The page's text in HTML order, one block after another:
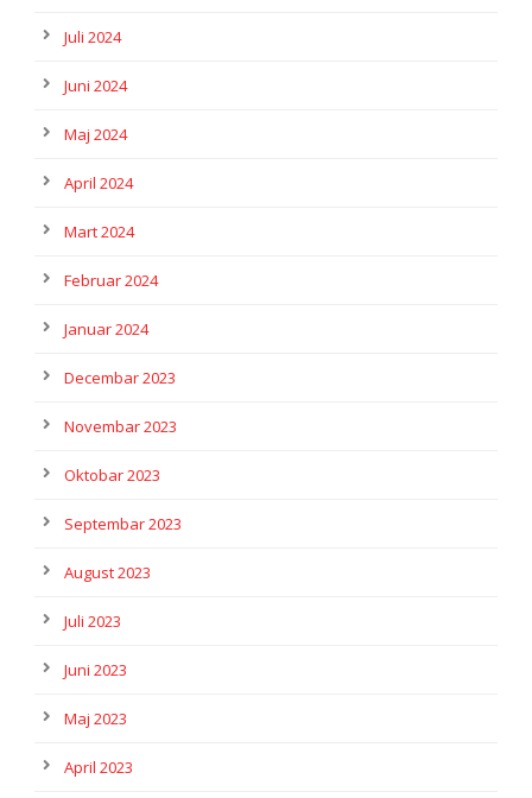
Juli 2024
Juni 2024
Maj 2024
April 2024
Mart 2024
Februar 2024
Januar 2024
Decembar 2023
Novembar 2023
Oktobar 2023
Septembar 2023
August 2023
Juli 2023
Juni 2023
Maj 2023
April 2023